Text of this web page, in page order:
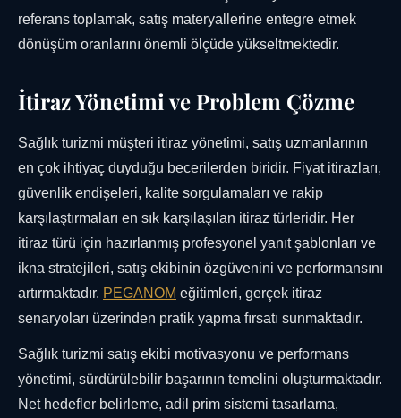
referans toplamak, satış materyallerine entegre etmek
dönüşüm oranlarını önemli ölçüde yükseltmektedir.
İtiraz Yönetimi ve Problem Çözme
Sağlık turizmi müşteri itiraz yönetimi, satış uzmanlarının
en çok ihtiyaç duyduğu becerilerden biridir. Fiyat itirazları,
güvenlik endişeleri, kalite sorgulamaları ve rakip
karşılaştırmaları en sık karşılaşılan itiraz türleridir. Her
itiraz türü için hazırlanmış profesyonel yanıt şablonları ve
ikna stratejileri, satış ekibinin özgüvenini ve performansını
artırmaktadır. PEGANOM eğitimleri, gerçek itiraz
senaryoları üzerinden pratik yapma fırsatı sunmaktadır.
Sağlık turizmi satış ekibi motivasyonu ve performans
yönetimi, sürdürülebilir başarının temelini oluşturmaktadır.
Net hedefler belirleme, adil prim sistemi tasarlama,